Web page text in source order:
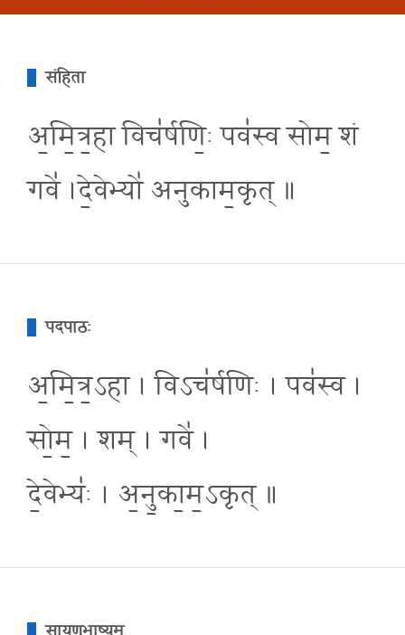
संहिता
अ॒मि॒त्र॒हा विच॑र्षणि॒ः पव॑स्व सोम॒ शं
गवे॑ ।दे॒वेभ्यो॑ अनुकाम॒कृत् ॥
पदपाठः
अ॒मि॒त्र॒ऽहा । विऽच॑र्षणिः । पव॑स्व ।
सो॒म॒ । शम् । गवे॑ ।
दे॒वेभ्यः॑ । अ॒नु॒का॒म॒ऽकृत् ॥
सायणभाष्यम्